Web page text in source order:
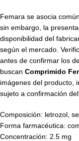
Femara se asocia
sin embargo, la
disponibilidad del
según el mercado.
antes de confirmar los
buscan Comprimido
imágenes del producto,
sujeto a confirmación
Composición: letrozol,
Forma farmacéutica:
Concentración: 2.5 mg